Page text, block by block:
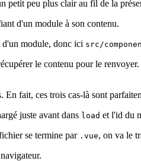
petit peu plus clair au fil de la
d'un module à son contenu.
d'un module, donc ici src/
le contenu pour le
fait, ces trois cas-là sont
juste avant dans load et l'id du
se termine par .vue, on va le